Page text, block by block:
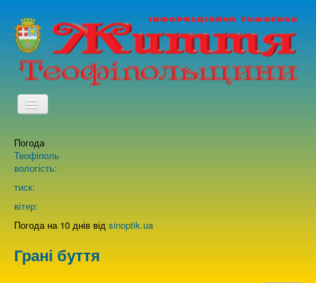
TPL_PROTOSTAR_TOGGLE_MENU
Про нас
Погода
Теофіполь
вологість:
тиск:
вітер:
Погода на 10 днів від sinoptik.ua
Грані буття